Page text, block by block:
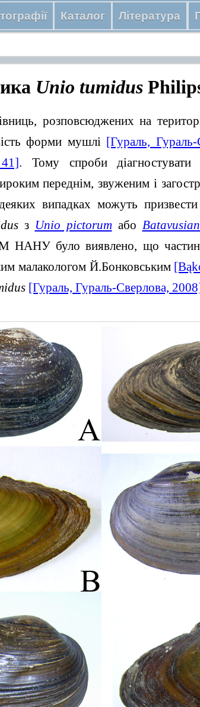
Каталог Література
Unio tumidus
розповсюджених на
форми мушлі [Гураль,
. Тому спроби
переднім, звуженим і
випадках можуть
з Unio pictorum або
НАНУ було виявлено, що частина
малакологом Й.Бонковським
[Гураль, Гураль-Сверлова,